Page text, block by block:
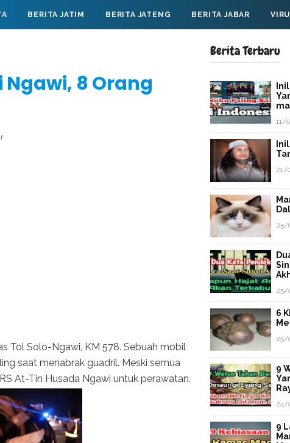
BERITA JATIM BERITA JATENG BERITA JABAR
8 Orang
Tol Solo-Ngawi, KM 578. Sebuah mobil
saat menabrak guadril. Meski semua
At-Tin Husada Ngawi untuk perawatan.
Berita Terbaru
11/
21/
25/
25/
6
25/
9
24/
9